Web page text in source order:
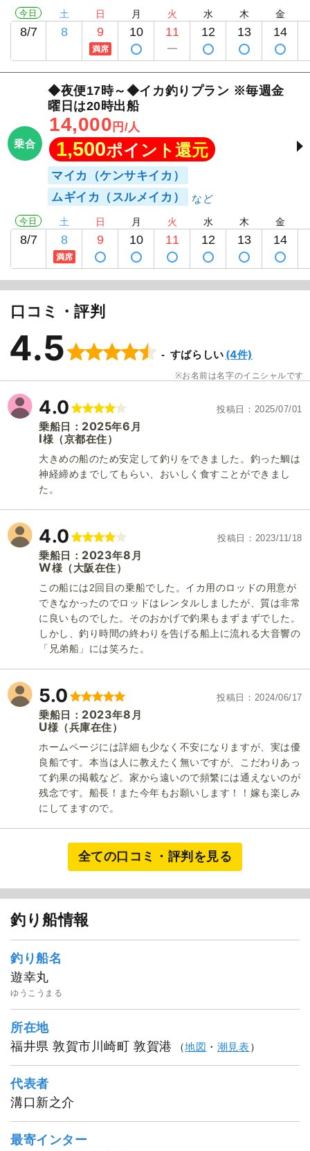
今日
8/7
土
8
日
9
満席
月
10
火
11
水
12
木
13
金
14
乗合
◆夜便17時～◆イカ釣りプラン ※毎週金
曜日は20時出船
14,000 円/人
1,500ポイント還元
マイカ（ケンサキイカ）
ムギイカ（スルメイカ）
今日
8/7
土
8
満席
日
9
月
10
火
11
水
12
木
13
金
14
口コミ・評判
4.5 すばらしい (4件)
お名前は名字のイニシャルです
4.0 投稿日 2025/07/01
乗船日： 2025年6 月
I様 （京都在住）
大きめの船のため安定して釣りをできました。釣った鯛は
神経締めまでしてもらい、おいしく食すことができまし
た。
4.0 投稿日 2023/11/18
乗船日： 2023年8 月
W様 （大阪在住）
この船には2回目の乗船でした。イカ用のロッドの用意が
できなかったのでロッドはレンタルしましたが、質は非常
に良いものでした。そのおかげで釣果もまずまずでした。
しかし、釣り時間の終わりを告げる船上に流れる大音響の
「兄弟船」には笑ろた。
5.0 投稿日 2024/06/17
乗船日： 2023年8 月
U様 （兵庫在住）
ホームページには詳細も少なく不安になりますが、実は優
良船です。本当は人に教えたく無いですが、こだわりあっ
て釣果の掲載など。家から遠いので頻繁には通えないのが
残念です。船長！また今年もお願いします！！嫁も楽しみ
にしてますので。
全ての口コミ・評判を見る
釣り船情報
釣り船名
遊幸丸
ゆうこうまる
所在地
福井県 敦賀市川崎町 敦賀港
（地図 ・ 潮見表）
代表者
溝口新之介
最寄インター
遊幸丸
1/11